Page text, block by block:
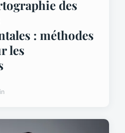
des
: méthodes
les